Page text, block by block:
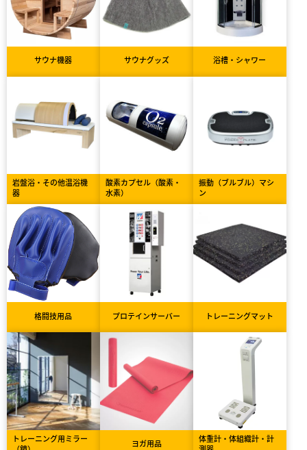
サウナ機器 サウナグッズ 浴槽・シャワー
岩盤浴・その他温浴機
器
酸素カプセル（酸素・
水素）
振動（ブルブル）マシ
ン
格闘技用品 プロテインサーバー トレーニングマット
トレーニング用ミラー
ヨガ用品
体重計・体組織計・計